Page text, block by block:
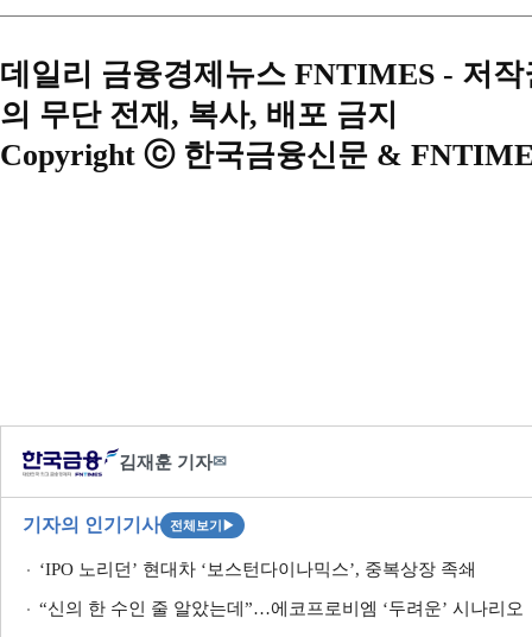
데일리 금융경제뉴스 FNTIMES - 저
의 무단 전재, 복사, 배포 금지
Copyright ⓒ 한국금융신문 &
김재훈 기자✉
기자의 인기기사 전체보기 ▶
‘IPO 노리던’ 현대차 ‘보스턴다이나믹스’, 중복상장 족쇄
“신의 한 수인 줄 알았는데”…에코프로비엠 ‘두려운’ 시나리오